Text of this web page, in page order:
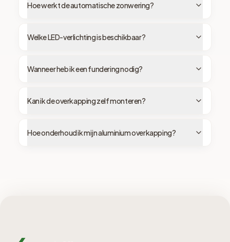
Hoe werkt de automatische zonwering?
Welke LED-verlichting is beschikbaar?
Wanneer heb ik een fundering nodig?
Kan ik de overkapping zelf monteren?
Hoe onderhoud ik mijn aluminium overkapping?